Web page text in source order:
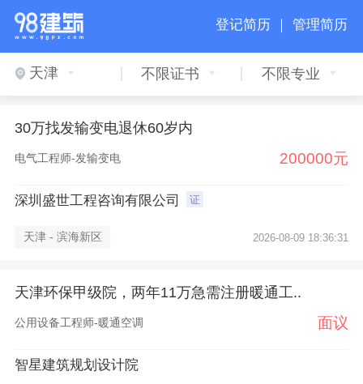
登记简历 ｜ 管理简历
天津 不限证书 不限专业
30万找发输变电退休60岁内
电气工程师-发输变电 200000元
深圳盛世工程咨询有限公司 证
天津 - 滨海新区 2026-08-09 18:36:31
天津环保甲级院，两年11万急需注册暖通工..
公用设备工程师-暖通空调 面议
智星建筑规划设计院
×